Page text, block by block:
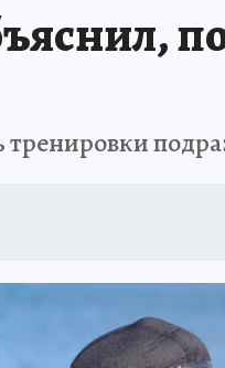
тренировки